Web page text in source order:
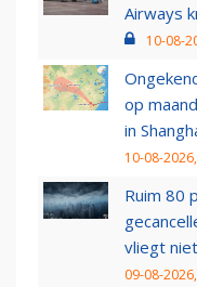
Airways
10-08-
op
in
10-08-
Ruim 80
vliegt niet
09-08-